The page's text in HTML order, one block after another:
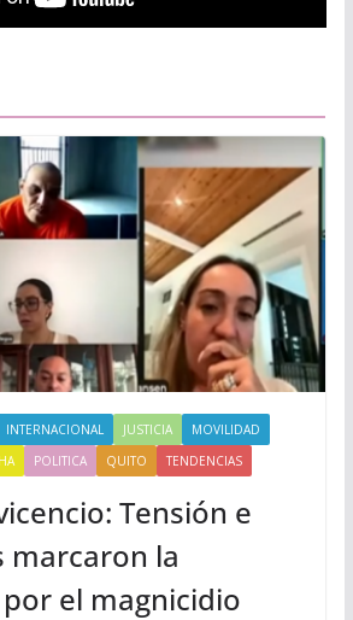
INTERNACIONAL JUSTICIA
MOVILIDAD
POLITICA QUITO TENDENCIAS
Tensión e
marcaron la
el magnicidio